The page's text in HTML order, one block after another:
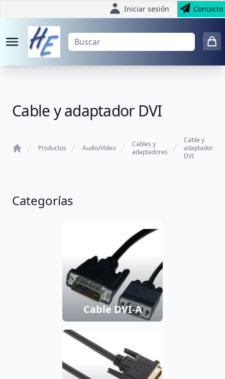
Iniciar sesión Contacto
Cable y adaptador DVI
Productos Audio/Vídeo
Cables y
adaptadores
Cable y
adaptador
DVI
Categorías
Cable DVI-A